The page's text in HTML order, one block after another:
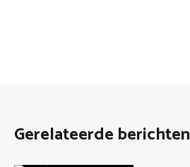
Gerelateerde berichten